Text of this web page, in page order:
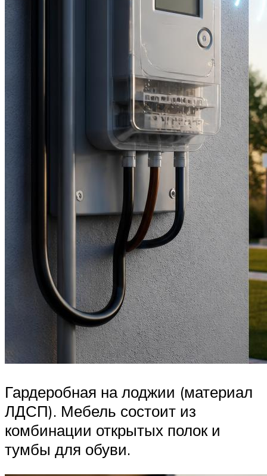
Гардеробная на лоджии (материал
ЛДСП). Мебель состоит из
комбинации открытых полок и
тумбы для обуви.